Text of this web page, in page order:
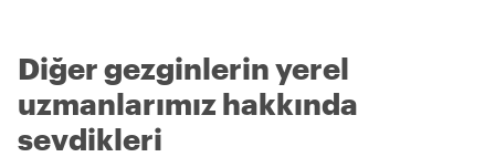
Diğer gezginlerin yerel
uzmanlarımız hakkında
sevdikleri